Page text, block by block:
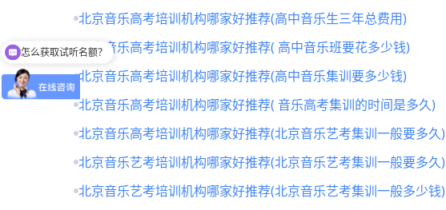
北京音乐高考培训机构哪家好推荐(高中音乐生三年总费用)
北京音乐高考培训机构哪家好推荐( 高中音乐班要花多少钱)
北京音乐高考培训机构哪家好推荐(高中音乐集训要多少钱)
北京音乐高考培训机构哪家好推荐( 音乐高考集训的时间是多久)
北京音乐高考培训机构哪家好推荐(北京音乐艺考集训一般要多久)
北京音乐艺考培训机构哪家好推荐(北京音乐艺考集训一般要多久)
北京音乐艺考培训机构哪家好推荐(北京音乐艺考集训一般多少钱)
怎么获取试听名额？